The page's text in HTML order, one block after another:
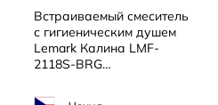
Встраиваемый смеситель
с гигиеническим душем
Lemark Калина LMF-
2118S-BRG